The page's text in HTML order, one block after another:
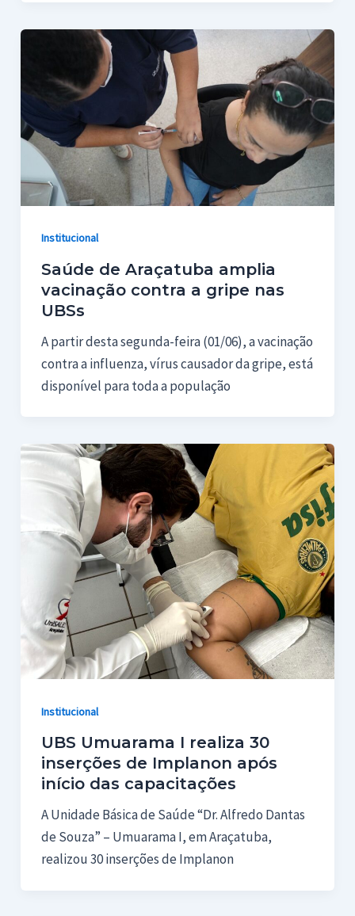
Institucional
Saúde de Araçatuba amplia
vacinação contra a gripe nas
UBSs
A partir desta segunda-feira (01/06), a vacinação
contra a influenza, vírus causador da gripe, está
disponível para toda a população
Institucional
UBS Umuarama I realiza 30
inserções de Implanon após
início das capacitações
A Unidade Básica de Saúde “Dr. Alfredo Dantas
de Souza” – Umuarama I, em Araçatuba,
realizou 30 inserções de Implanon